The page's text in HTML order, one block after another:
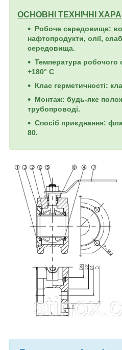
ОСНОВНІ ТЕХНІЧНІ
Робоче середовище:
нафтопродукти, олії,
середовища.
Температура
+180° С
Клас герметичності:
Монтаж: будь-яке
трубопроводі.
Спосіб приєднання:
80.